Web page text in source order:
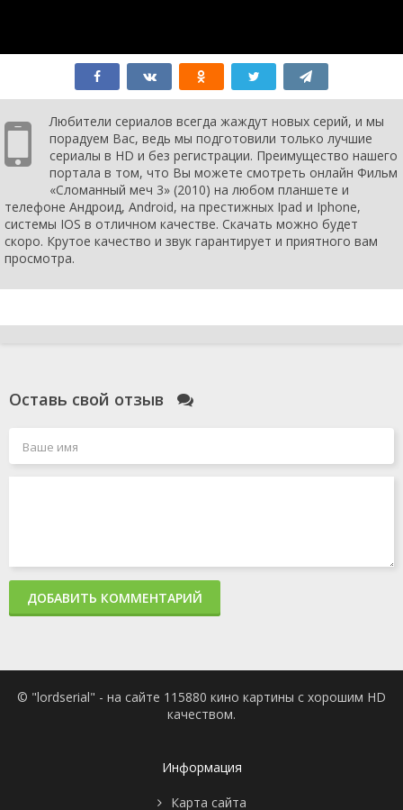
Любители сериалов всегда жаждут новых серий, и мы
порадуем Вас, ведь мы подготовили только лучшие
сериалы в HD и без регистрации. Преимущество нашего
портала в том, что Вы можете смотреть онлайн Фильм
«Сломанный меч 3» (2010) на любом планшете и
телефоне Андроид, Android, на престижных Ipad и Iphone,
системы IOS в отличном качестве. Скачать можно будет
скоро. Крутое качество и звук гарантирует и приятного вам
просмотра.
Оставь свой отзыв
ДОБАВИТЬ КОММЕНТАРИЙ
© "lordserial" - на сайте 115880 кино картины с хорошим HD
качеством.
Информация
Карта сайта